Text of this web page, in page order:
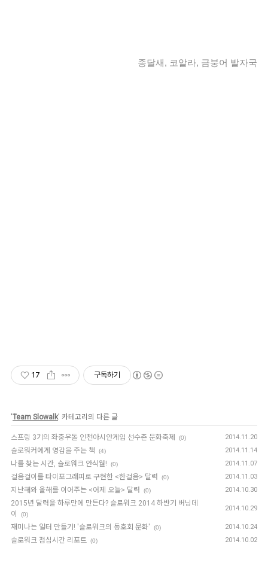
종달새, 코알라, 금붕어 발자국
17 구독하기
'Team Slowalk' 카테고리의 다른 글
스프링 3기의 좌충우돌 인천아시안게임 선수촌 문화축제 (0) 2014.11.20
슬로워커에게 영감을 주는 책 (4) 2014.11.14
나를 찾는 시간, 슬로워크 안식월! (0) 2014.11.07
걸음걸이를 타이포그래피로 구현한 <한걸음> 달력 (0) 2014.11.03
지난해와 올해를 이어주는 <어제 오늘> 달력 (0) 2014.10.30
2015년 달력을 하루만에 만든다? 슬로워크 2014 하반기 버닝데
이
(0)
2014.10.29
재미나는 일터 만들기! '슬로워크의 동호회 문화' (0) 2014.10.24
슬로워크 점심시간 리포트 (0) 2014.10.02